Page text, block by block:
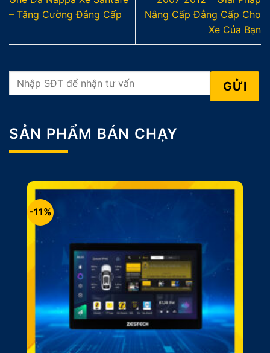
– Tăng Cường Đẳng Cấp
Nâng Cấp Đẳng Cấp Cho
Xe Của Bạn
SẢN PHẨM BÁN CHẠY
-11%